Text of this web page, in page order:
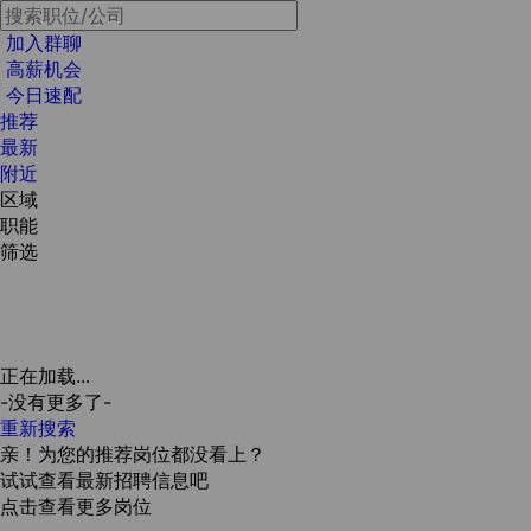
加入群聊
高薪机会
今日速配
推荐
最新
附近
区域
职能
筛选
正在加载...
-没有更多了-
重新搜索
亲！为您的推荐岗位都没看上？
试试查看最新招聘信息吧
点击查看更多岗位